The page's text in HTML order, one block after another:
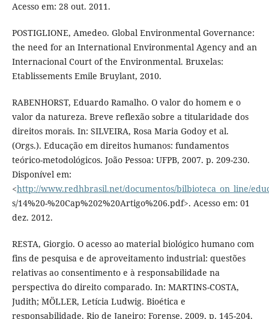
Acesso em: 28 out. 2011.
POSTIGLIONE, Amedeo. Global Environmental Governance:
the need for an International Environmental Agency and an
Internacional Court of the Environmental. Bruxelas:
Etablissements Emile Bruylant, 2010.
RABENHORST, Eduardo Ramalho. O valor do homem e o
valor da natureza. Breve reflexão sobre a titularidade dos
direitos morais. In: SILVEIRA, Rosa Maria Godoy et al.
(Orgs.). Educação em direitos humanos: fundamentos
teórico-metodológicos. João Pessoa: UFPB, 2007. p. 209-230.
Disponível em:
<http://www.redhbrasil.net/documentos/bilbioteca_on_line/
s/14%20-%20Cap%202%20Artigo%206.pdf>. Acesso em: 01
dez. 2012.
RESTA, Giorgio. O acesso ao material biológico humano com
fins de pesquisa e de aproveitamento industrial: questões
relativas ao consentimento e à responsabilidade na
perspectiva do direito comparado. In: MARTINS-COSTA,
Judith; MÖLLER, Letícia Ludwig. Bioética e
responsabilidade. Rio de Janeiro: Forense, 2009, p. 145-204.